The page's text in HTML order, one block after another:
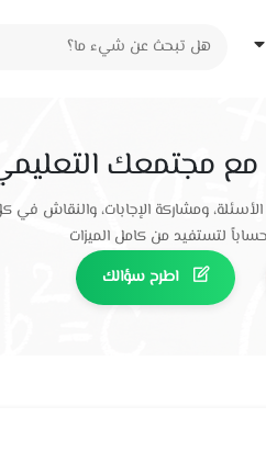
مع مجتمعك
ومشاركة الإجابات، والنقاش
اطرح سؤالك